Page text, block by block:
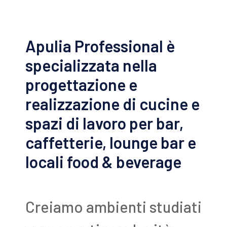
Apulia Professional è
specializzata nella
progettazione e
realizzazione di cucine e
spazi di lavoro per bar,
caffetterie, lounge bar e
locali food & beverage
Creiamo ambienti studiati